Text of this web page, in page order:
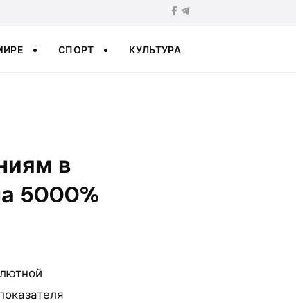
СПОРТ КУЛЬТУРА
в
5000%